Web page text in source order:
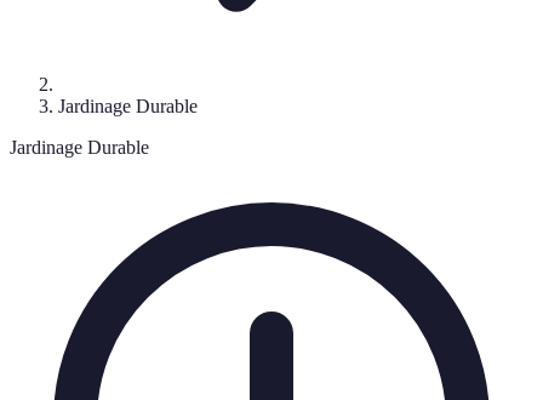
Jardinage Durable
Jardinage Durable